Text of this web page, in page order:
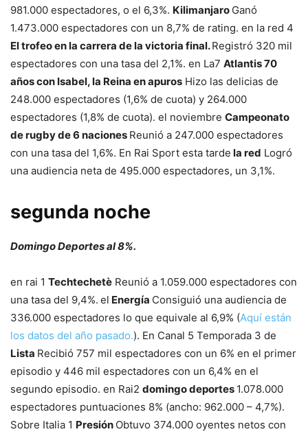
981.000 espectadores, o el 6,3%. Kilimanjaro Ganó
1.473.000 espectadores con un 8,7% de rating. en la red 4
El trofeo en la carrera de la victoria final.Registró 320 mil
espectadores con una tasa del 2,1%. en La7 Atlantis 70
años con Isabel, la Reina en apuros Hizo las delicias de
248.000 espectadores (1,6% de cuota) y 264.000
espectadores (1,8% de cuota). el noviembre Campeonato
de rugby de 6 naciones Reunió a 247.000 espectadores
con una tasa del 1,6%. En Rai Sport esta tarde la red Logró
una audiencia neta de 495.000 espectadores, un 3,1%.
segunda noche
Domingo Deportes al 8%.
en rai 1 Techtechetè Reunió a 1.059.000 espectadores con
una tasa del 9,4%. el Energía Consiguió una audiencia de
336.000 espectadores lo que equivale al 6,9% (Aquí están
los datos del año pasado.). En Canal 5 Temporada 3 de
Lista Recibió 757 mil espectadores con un 6% en el primer
episodio y 446 mil espectadores con un 6,4% en el
segundo episodio. en Rai2 domingo deportes 1.078.000
espectadores puntuaciones 8% (ancho: 962.000 – 4,7%).
Sobre Italia 1 Presión Obtuvo 374.000 oyentes netos con